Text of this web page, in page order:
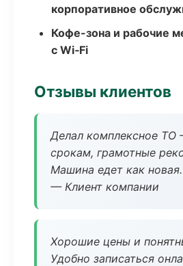
корпоративное
Кофе-зона и рабочие
с Wi‑Fi
Отзывы клиентов
Делал комплексное ТО
срокам, грамотные
Машина едет как новая.
— Клиент компании
Хорошие цены и
Удобно записаться